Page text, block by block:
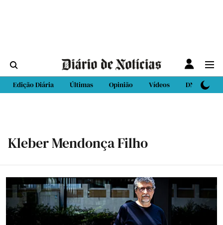
Edição Diária Últimas Opinião Vídeos DN Sport
Kleber Mendonça Filho